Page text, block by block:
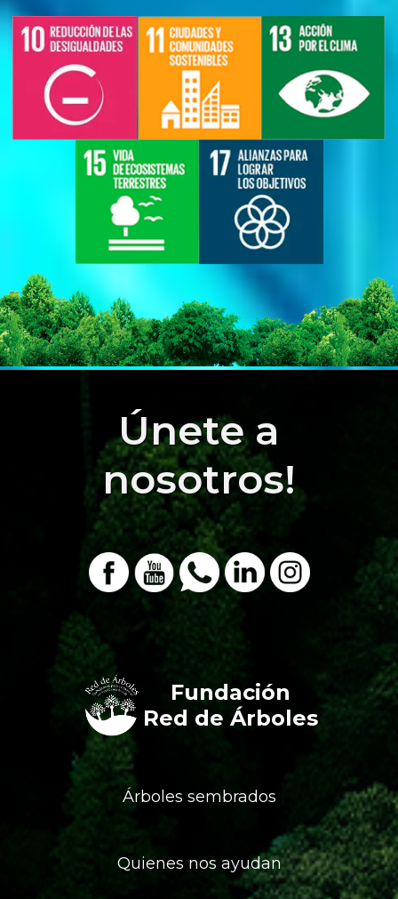
Únete a
nosotros!
Fundación
Red de Árboles
Árboles sembrados
Quienes nos ayudan